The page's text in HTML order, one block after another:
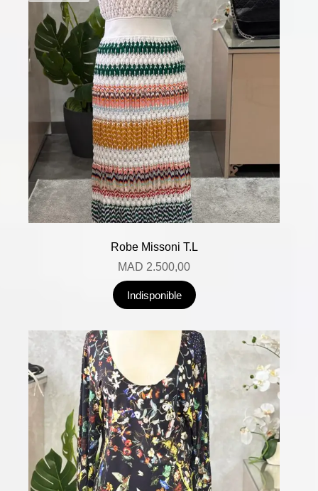
Robe Missoni T.L
MAD 2.500,00
Indisponible